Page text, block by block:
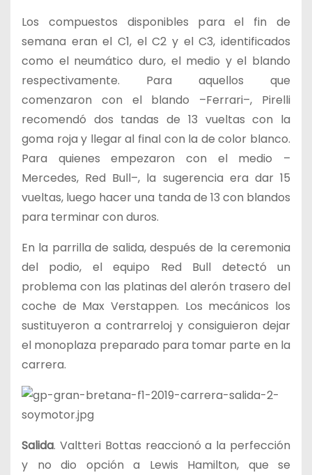
Los compuestos disponibles para el fin de
semana eran el C1, el C2 y el C3, identificados
como el neumático duro, el medio y el blando
respectivamente. Para aquellos que
comenzaron con el blando –Ferrari–, Pirelli
recomendó dos tandas de 13 vueltas con la
goma roja y llegar al final con la de color blanco.
Para quienes empezaron con el medio –
Mercedes, Red Bull–, la sugerencia era dar 15
vueltas, luego hacer una tanda de 13 con blandos
para terminar con duros.
En la parrilla de salida, después de la ceremonia
del podio, el equipo Red Bull detectó un
problema con las platinas del alerón trasero del
coche de Max Verstappen. Los mecánicos los
sustituyeron a contrarreloj y consiguieron dejar
el monoplaza preparado para tomar parte en la
carrera.
Salida. Valtteri Bottas reaccionó a la perfección
y no dio opción a Lewis Hamilton, que se